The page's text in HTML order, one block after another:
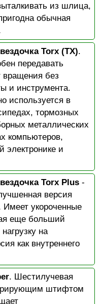
из шлица,
обычная
Torx (TX).
передавать
без
и инструмента.
используется в
тормозных
металлических
компьютеров,
электронике и
Torx Plus -
версия
укороченные
еще больший
на
как внутреннего
. Шестилучевая
штифтом